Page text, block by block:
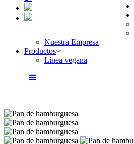
Nuestra Empresa
Productos
Línea vegana